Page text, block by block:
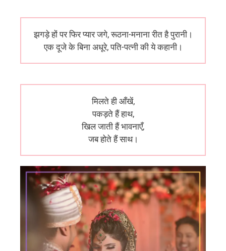
झगड़े हों पर फिर प्यार जगे, रूठना-मनाना रीत है पुरानी।
एक दूजे के बिना अधूरे, पति-पत्नी की ये कहानी।
मिलते ही आँखें,
पकड़ते हैं हाथ,
खिल जाती हैं भावनाएँ,
जब होते हैं साथ।